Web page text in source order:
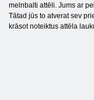
melnbalti attēli. Jums ar
Tātad jūs to atverat sev
krāsot noteiktus attēla